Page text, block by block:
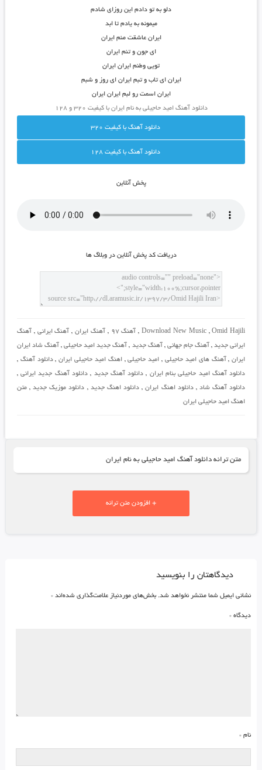
دلو به تو دادم این روزای شادم
میمونه به یادم تا ابد
ایران عاشقت منم ایران
ای جون و تنم ایران
تویی وطنم ایران ایران
ایران ای تاب و تبم ایران ای روز و شبم
ایران اسمت رو لبم ایران ایران
دانلود آهنگ امید حاجیلی به نام ایران با کیفیت ۳۲۰ و ۱۲۸
دانلود آهنگ با کيفيت 320
دانلود آهنگ با کيفيت 128
پخش آنلاين
دريافت کد پخش آنلاين در وبلاگ ها
Download New Music,Omid Hajili
, آهنگ 97 , آهنگ ایران, آهنگ ایرانی , آهنگ
ایرانی جدید, آهنگ جام جهانی , آهنگ جدید , آهنگ جدید امید حاجیلی, آهنگ شاد ایران
ایران, آهنگ های امید حاجیلی , امید حاجیلی,اهنگ امید حاجیلی ایران,دانلود آهنگ ,
دانلود آهنگ امید حاجیلی بنام ایران , دانلود آهنگ جدید , دانلود آهنگ جدید ایرانی,
دانلود آهنگ شاد ,دانلود اهنگ ایران, دانلود اهنگ جدید , دانلود موزیک جدید,متن
اهنگ امید حاجیلی ایران
متن ترانه دانلود آهنگ امید حاجیلی به نام ایران
+ افزودن متن ترانه
دیدگاهتان را بنویسید
نشانی ایمیل شما منتشر نخواهد شد. بخش‌های موردنیاز علامت‌گذاری شده‌اند *
دیدگاه *
نام *